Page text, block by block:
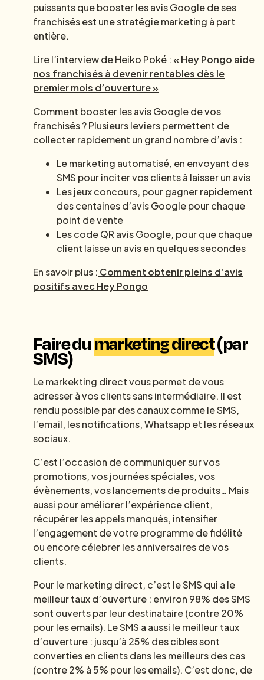
puissants que booster les avis Google de ses
franchisés est une stratégie marketing à part
entière.
Lire l’interview de Heiko Poké : « Hey Pongo aide
nos franchisés à devenir rentables dès le
premier mois d’ouverture »
Comment booster les avis Google de vos
franchisés ? Plusieurs leviers permettent de
collecter rapidement un grand nombre d’avis :
Le marketing automatisé, en envoyant des
SMS pour inciter vos clients à laisser un avis
Les jeux concours, pour gagner rapidement
des centaines d’avis Google pour chaque
point de vente
Les code QR avis Google, pour que chaque
client laisse un avis en quelques secondes
En savoir plus : Comment obtenir pleins d’avis
positifs avec Hey Pongo
Faire dumarketing direct(par
SMS)
Le markekting direct vous permet de vous
adresser à vos clients sans intermédiaire. Il est
rendu possible par des canaux comme le SMS,
l’email, les notifications, Whatsapp et les réseaux
sociaux.
C’est l’occasion de communiquer sur vos
promotions, vos journées spéciales, vos
évènements, vos lancements de produits… Mais
aussi pour améliorer l’expérience client,
récupérer les appels manqués, intensifier
l’engagement de votre programme de fidélité
ou encore célebrer les anniversaires de vos
clients.
Pour le marketing direct, c’est le SMS qui a le
meilleur taux d’ouverture : environ 98% des SMS
sont ouverts par leur destinataire (contre 20%
pour les emails). Le SMS a aussi le meilleur taux
d’ouverture : jusqu’à 25% des cibles sont
converties en clients dans les meilleurs des cas
(contre 2% à 5% pour les emails). C’est donc, de